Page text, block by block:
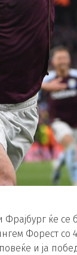
ќе се
Форест со
и ја